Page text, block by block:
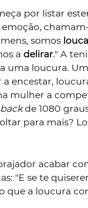
por listar
somos
a delirar." A
uma loucura.
encestar,
mulher a
de 1080
para mais?
acabar
"E se te
que a loucura